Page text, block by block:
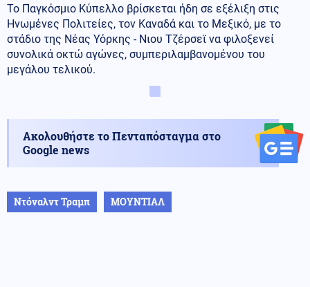
Το Παγκόσμιο Κύπελλο βρίσκεται ήδη σε εξέλιξη στις
Ηνωμένες Πολιτείες, τον Καναδά και το Μεξικό, με το
στάδιο της Νέας Υόρκης - Νιου Τζέρσεϊ να φιλοξενεί
συνολικά οκτώ αγώνες, συμπεριλαμβανομένου του
μεγάλου τελικού.
Ακολουθήστε το Πενταπόσταγμα στο
Google news
Ντόναλντ Τραμπ ΜΟΥΝΤΙΑΛ